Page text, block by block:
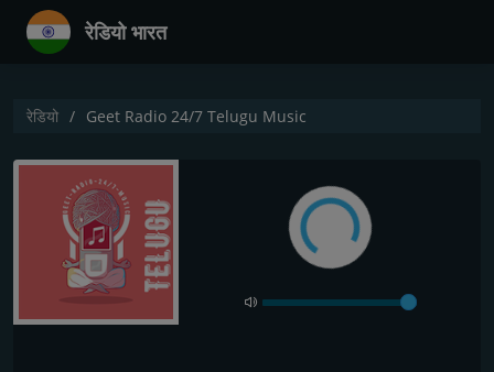
रेडियो भारत
रेडियो Geet Radio 24/7 Telugu Music